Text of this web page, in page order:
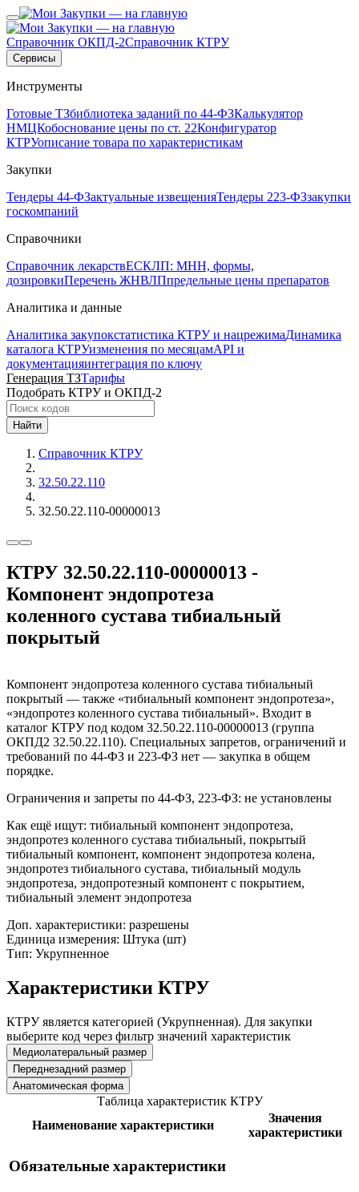
Справочник ОКПД-2Справочник КТРУ
Сервисы
Инструменты
Готовые ТЗбиблиотека заданий по 44-ФЗКалькулятор
НМЦКобоснование цены по ст. 22Конфигуратор
КТРУописание товара по характеристикам
Закупки
Тендеры 44-ФЗактуальные извещенияТендеры 223-ФЗзакупки
госкомпаний
Справочники
Справочник лекарствЕСКЛП: МНН, формы,
дозировкиПеречень ЖНВЛПпредельные цены препаратов
Аналитика и данные
Аналитика закупокстатистика КТРУ и нацрежимаДинамика
каталога КТРУизменения по месяцамAPI и
документацияинтеграция по ключу
Генерация ТЗТарифы
Подобрать КТРУ и ОКПД-2
Найти
Справочник КТРУ
32.50.22.110
32.50.22.110-00000013
КТРУ 32.50.22.110-00000013 -
Компонент эндопротеза
коленного сустава тибиальный
покрытый
Компонент эндопротеза коленного сустава тибиальный
покрытый — также «тибиальный компонент эндопротеза»,
«эндопротез коленного сустава тибиальный». Входит в
каталог КТРУ под кодом 32.50.22.110-00000013 (группа
ОКПД2 32.50.22.110). Специальных запретов, ограничений и
требований по 44-ФЗ и 223-ФЗ нет — закупка в общем
порядке.
Ограничения и запреты по 44-ФЗ, 223-ФЗ: не установлены
Как ещё ищут: тибиальный компонент эндопротеза,
эндопротез коленного сустава тибиальный, покрытый
тибиальный компонент, компонент эндопротеза колена,
эндопротез тибиального сустава, тибиальный модуль
эндопротеза, эндопротезный компонент с покрытием,
тибиальный элемент эндопротеза
Доп. характеристики: разрешены
Единица измерения: Штука (шт)
Тип: Укрупненное
Характеристики КТРУ
КТРУ является категорией (Укрупненная). Для закупки
выберите код через фильтр значений характеристик
Медиолатеральный размер
Переднезадний размер
Анатомическая форма
Таблица характеристик КТРУ
Наименование характеристики
Значения
характеристики
Обязательные характеристики